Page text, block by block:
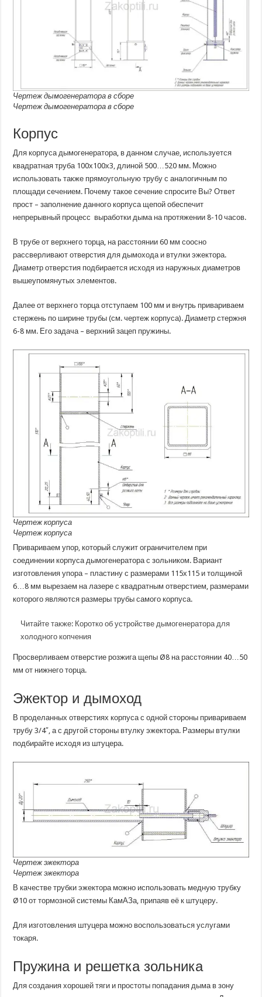
Чертеж дымогенератора в сборе
Чертеж дымогенератора в сборе
Корпус
Для корпуса дымогенератора, в данном случае, используется
квадратная труба 100х100х3, длиной 500…520 мм. Можно
использовать также прямоугольную трубу с аналогичным по
площади сечением. Почему такое сечение спросите Вы? Ответ
прост – заполнение данного корпуса щепой обеспечит
непрерывный процесс выработки дыма на протяжении 8-10 часов.
В трубе от верхнего торца, на расстоянии 60 мм соосно
рассверливают отверстия для дымохода и втулки эжектора.
Диаметр отверстия подбирается исходя из наружных диаметров
вышеупомянутых элементов.
Далее от верхнего торца отступаем 100 мм и внутрь привариваем
стержень по ширине трубы (см. чертеж корпуса). Диаметр стержня
6-8 мм. Его задача – верхний зацеп пружины.
Чертеж корпуса
Чертеж корпуса
Привариваем упор, который служит ограничителем при
соединении корпуса дымогенератора с зольником. Вариант
изготовления упора – пластину с размерами 115х115 и толщиной
6…8 мм вырезаем на лазере с квадратным отверстием, размерами
которого являются размеры трубы самого корпуса.
Читайте также: Коротко об устройстве дымогенератора для
холодного копчения
Просверливаем отверстие розжига щепы Ø8 на расстоянии 40…50
мм от нижнего торца.
Эжектор и дымоход
В проделанных отверстиях корпуса с одной стороны привариваем
трубу 3/4″, а с другой стороны втулку эжектора. Размеры втулки
подбирайте исходя из штуцера.
Чертеж эжектора
Чертеж эжектора
В качестве трубки эжектора можно использовать медную трубку
Ø10 от тормозной системы КамАЗа, припаяв её к штуцеру.
Для изготовления штуцера можно воспользоваться услугами
токаря.
Пружина и решетка зольника
Для создания хорошей тяги и простоты попадания дыма в зону